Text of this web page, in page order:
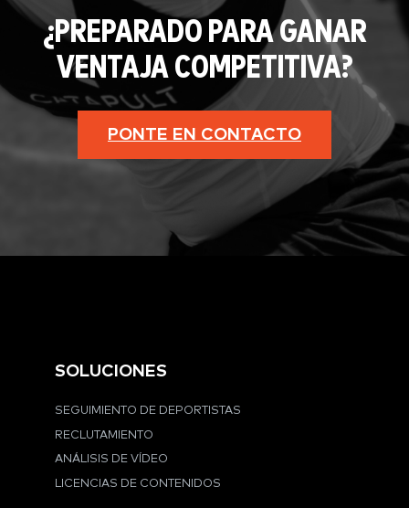
¿PREPARADO PARA GANAR
VENTAJA COMPETITIVA?
PONTE EN CONTACTO
SOLUCIONES
SEGUIMIENTO DE DEPORTISTAS
RECLUTAMIENTO
ANÁLISIS DE VÍDEO
LICENCIAS DE CONTENIDOS